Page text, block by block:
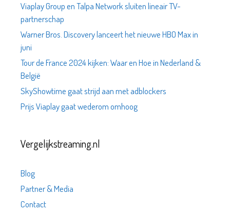
Viaplay Group en Talpa Network sluiten lineair TV-
partnerschap
Warner Bros. Discovery lanceert het nieuwe HBO Max in
juni
Tour de France 2024 kijken: Waar en Hoe in Nederland &
België
SkyShowtime gaat strijd aan met adblockers
Prijs Viaplay gaat wederom omhoog
Vergelijkstreaming.nl
Blog
Partner & Media
Contact